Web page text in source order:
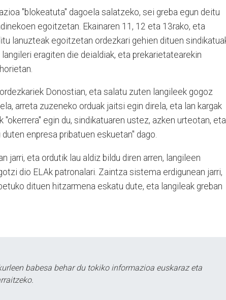
"blokeatuta" dagoela salatzeko, sei greba egun deitu
egoitzetan. Ekainaren 11, 12 eta 13rako, eta
lanuzteak egoitzetan ordezkari gehien dituen
eragiten die deialdiak, eta prekarietatearekin
Donostian, eta salatu zuten langileek gogoz
arreta zuzeneko orduak jaitsi egin direla, eta lan kargak
egin du, sindikatuaren ustez, azken urteotan, eta
enpresa pribatuen eskuetan" dago.
jarri, eta ordutik lau aldiz bildu diren arren, langileen
dio ELAk patronalari. Zaintza sistema erdigunean jarri,
dituen hitzarmena eskatu dute, eta langileak greban
babesa behar du tokiko informazioa euskaraz eta